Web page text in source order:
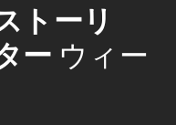
トーリ
ー ウィー